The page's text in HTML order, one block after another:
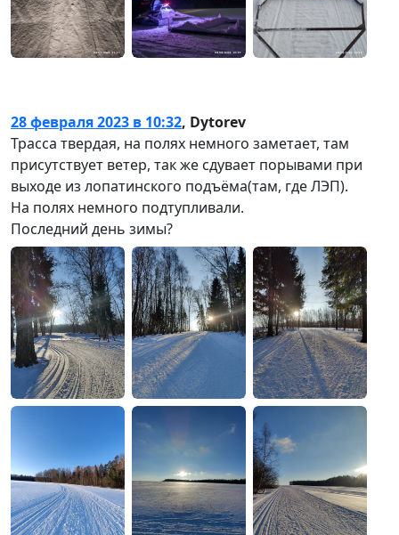
28 февраля 2023 в 10:32, Dytorev
Трасса твердая, на полях немного заметает, там
присутствует ветер, так же сдувает порывами при
выходе из лопатинского подъёма(там, где ЛЭП).
На полях немного подтупливали.
Последний день зимы?